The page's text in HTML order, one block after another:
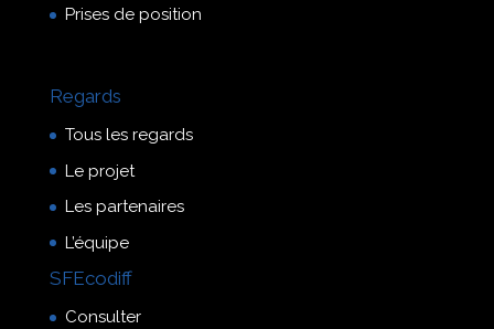
Prises de position
Regards
Tous les regards
Le projet
Les partenaires
L’équipe
SFEcodiff
Consulter